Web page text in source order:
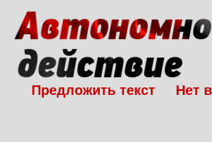
основному
содержанию
Предложить текст Нет